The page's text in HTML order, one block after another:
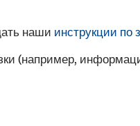
наши инструкции по
(например,